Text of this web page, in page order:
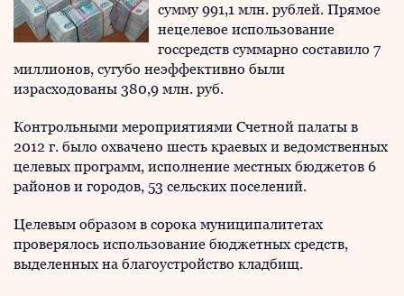
сумму 991,1 млн. рублей. Прямое
нецелевое использование
госсредств суммарно составило 7
миллионов, сугубо неэффективно были
израсходованы 380,9 млн. руб.
Контрольными мероприятиями Счетной палаты в
2012 г. было охвачено шесть краевых и ведомственных
целевых программ, исполнение местных бюджетов 6
районов и городов, 53 сельских поселений.
Целевым образом в сорока муниципалитетах
проверялось использование бюджетных средств,
выделенных на благоустройство кладбищ.